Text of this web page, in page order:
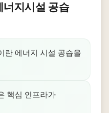
너지시설 공습
란 에너지 시설 공습을
핵심 인프라가